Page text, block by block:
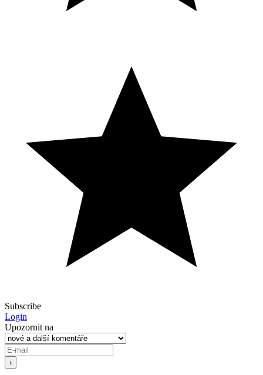
Subscribe
Login
Upozornit na